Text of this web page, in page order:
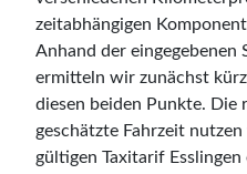
zeitabhängigen
Anhand der eingegebenen
ermitteln wir zunächst
diesen beiden Punkte. Die
geschätzte Fahrzeit
gültigen Taxitarif